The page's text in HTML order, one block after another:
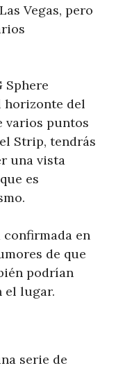
Vegas, pero
Sphere
horizonte del
varios puntos
Strip, tendrás
una vista
es
en
de que
podrían
el lugar.
serie de